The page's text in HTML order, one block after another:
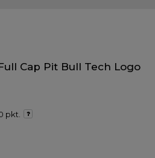
Cap Pit Bull Tech Logo
pkt.